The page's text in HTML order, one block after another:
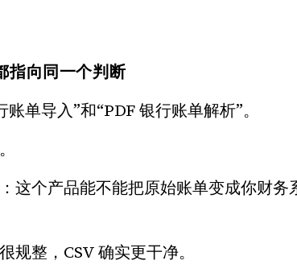
指向同一个判断
单导入”和“PDF 银行账单解析”。
这个产品能不能把原始账单变成你财务
规整，CSV 确实更干净。